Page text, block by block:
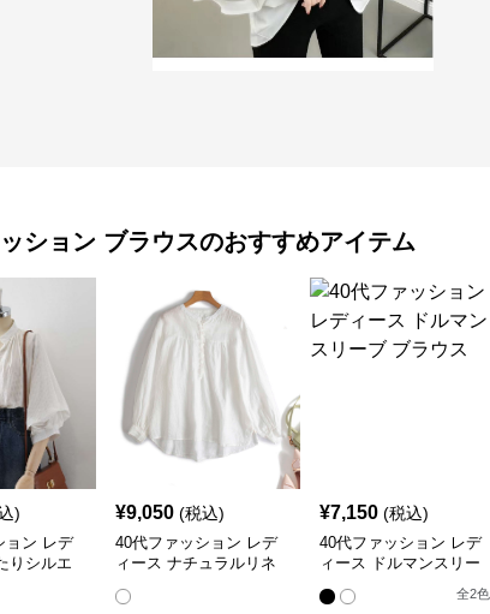
ション ブラウスのおすすめアイテム
)
ョン レデ
りシルエ
¥9,050 (税込)
40代ファッション レデ
ィース ナチュラルリネ
ラウス
¥7,150 (税込)
40代ファッション レデ
ィース ドルマンスリー
全2色